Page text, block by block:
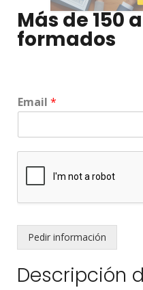
Más de 150
formados
Email *
Pedir información
Descripción